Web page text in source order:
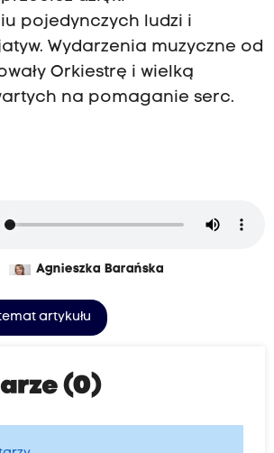
pojedynczych ludzi i
Wydarzenia muzyczne od
Orkiestrę i wielką
na pomaganie serc.
Agnieszka Barańska
artykułu
(0)